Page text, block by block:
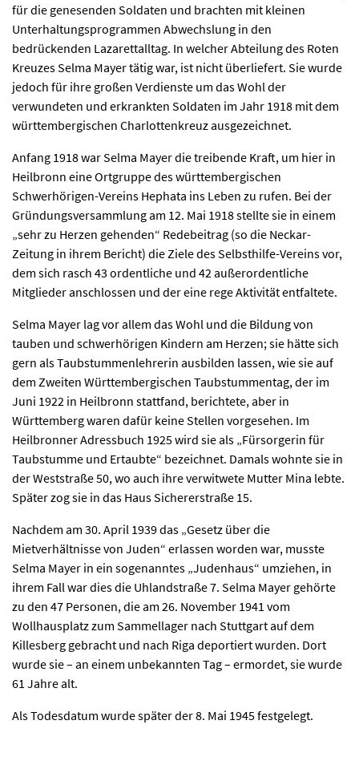
für die genesenden Soldaten und brachten mit kleinen
Unterhaltungsprogrammen Abwechslung in den
bedrückenden Lazarettalltag. In welcher Abteilung des Roten
Kreuzes Selma Mayer tätig war, ist nicht überliefert. Sie wurde
jedoch für ihre großen Verdienste um das Wohl der
verwundeten und erkrankten Soldaten im Jahr 1918 mit dem
württembergischen Charlottenkreuz ausgezeichnet.
Anfang 1918 war Selma Mayer die treibende Kraft, um hier in
Heilbronn eine Ortgruppe des württembergischen
Schwerhörigen-Vereins Hephata ins Leben zu rufen. Bei der
Gründungsversammlung am 12. Mai 1918 stellte sie in einem
„sehr zu Herzen gehenden“ Redebeitrag (so die Neckar-
Zeitung in ihrem Bericht) die Ziele des Selbsthilfe-Vereins vor,
dem sich rasch 43 ordentliche und 42 außerordentliche
Mitglieder anschlossen und der eine rege Aktivität entfaltete.
Selma Mayer lag vor allem das Wohl und die Bildung von
tauben und schwerhörigen Kindern am Herzen; sie hätte sich
gern als Taubstummenlehrerin ausbilden lassen, wie sie auf
dem Zweiten Württembergischen Taubstummentag, der im
Juni 1922 in Heilbronn stattfand, berichtete, aber in
Württemberg waren dafür keine Stellen vorgesehen. Im
Heilbronner Adressbuch 1925 wird sie als „Fürsorgerin für
Taubstumme und Ertaubte“ bezeichnet. Damals wohnte sie in
der Weststraße 50, wo auch ihre verwitwete Mutter Mina lebte.
Später zog sie in das Haus Sichererstraße 15.
Nachdem am 30. April 1939 das „Gesetz über die
Mietverhältnisse von Juden“ erlassen worden war, musste
Selma Mayer in ein sogenanntes „Judenhaus“ umziehen, in
ihrem Fall war dies die Uhlandstraße 7. Selma Mayer gehörte
zu den 47 Personen, die am 26. November 1941 vom
Wollhausplatz zum Sammellager nach Stuttgart auf dem
Killesberg gebracht und nach Riga deportiert wurden. Dort
wurde sie – an einem unbekannten Tag – ermordet, sie wurde
61 Jahre alt.
Als Todesdatum wurde später der 8. Mai 1945 festgelegt.